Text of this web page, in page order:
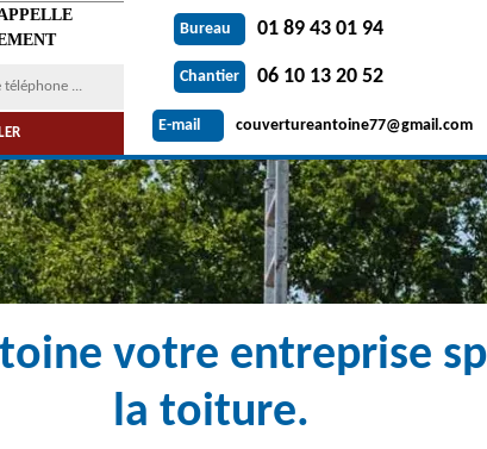
Bureau 01 89 43 01 94
Chantier 06 10 13 20 52
E-mail couvertureantoine77@gmail.com
votre entreprise
la toiture.